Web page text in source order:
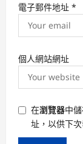
電子郵件地址 *
個人網站網址
在瀏覽器中
址，以供下